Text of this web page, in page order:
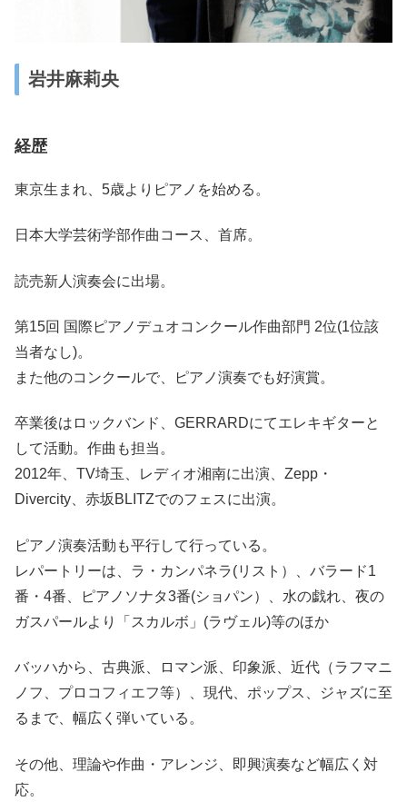
岩井麻莉央
経歴
東京生まれ、5歳よりピアノを始める。
日本大学芸術学部作曲コース、首席。
読売新人演奏会に出場。
第15回 国際ピアノデュオコンクール作曲部門 2位(1位該
当者なし)。
また他のコンクールで、ピアノ演奏でも好演賞。
卒業後はロックバンド、GERRARDにてエレキギターと
して活動。作曲も担当。
2012年、TV埼玉、レディオ湘南に出演、Zepp・
Divercity、赤坂BLITZでのフェスに出演。
ピアノ演奏活動も平行して行っている。
レパートリーは、ラ・カンパネラ(リスト）、バラード1
番・4番、ピアノソナタ3番(ショパン）、水の戯れ、夜の
ガスパールより「スカルボ」(ラヴェル)等のほか
バッハから、古典派、ロマン派、印象派、近代（ラフマニ
ノフ、プロコフィエフ等）、現代、ポップス、ジャズに至
るまで、幅広く弾いている。
その他、理論や作曲・アレンジ、即興演奏など幅広く対
応。